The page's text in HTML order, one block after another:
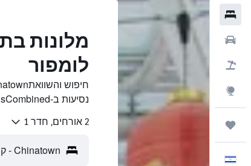
מלונות
רכבים
Explore
לומפור
נסיעות ב-HotelsCombined.
2 אורחים, חדר 1